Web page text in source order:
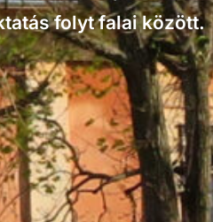
folyt falai között.